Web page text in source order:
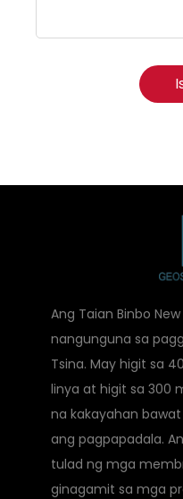
Ang Taian Binbo
nangunguna sa
Tsina. May higit sa
linya at higit sa 300
na kakayahan
ang pagpapadala.
tulad ng mga
ginagamit sa mga